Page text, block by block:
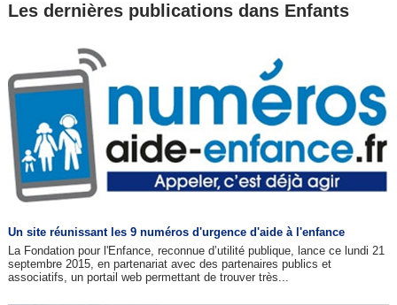
Les dernières publications dans Enfants
Un site réunissant les 9 numéros d'urgence d'aide à l'enfance
La Fondation pour l'Enfance, reconnue d’utilité publique, lance ce lundi 21
septembre 2015, en partenariat avec des partenaires publics et
associatifs, un portail web permettant de trouver très...